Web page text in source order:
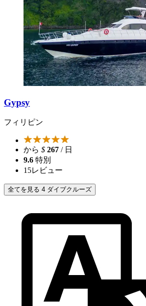
Gypsy
フィリピン
から $ 267 / 日
9.6 特別
15レビュー
全てを見る 4 ダイブクルーズ